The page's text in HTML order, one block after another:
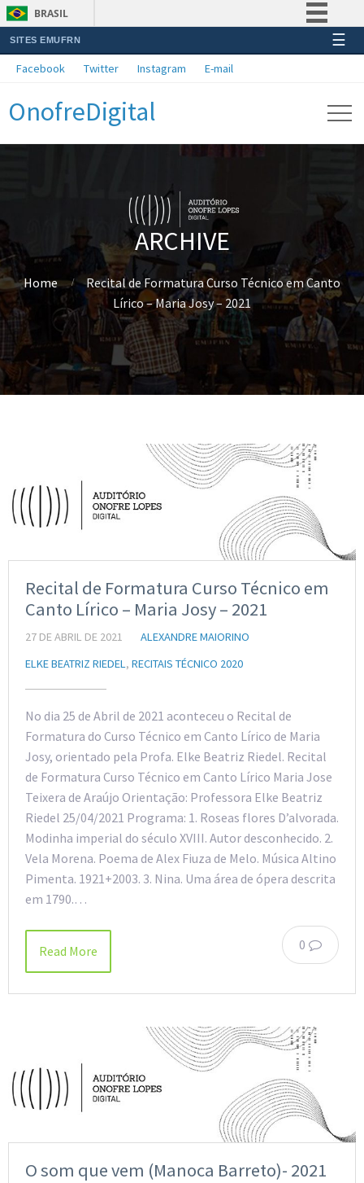
BRASIL
Simplifique!
Acesso à informação
SITES EMUFRN ☰
Facebook Twitter Instagram E-mail
OnofreDigital
ARCHIVE
Home
Recital de Formatura Curso Técnico em Canto
Lírico – Maria Josy – 2021
Recital de Formatura Curso Técnico em
Canto Lírico – Maria Josy – 2021
27 DE ABRIL DE 2021
ALEXANDRE MAIORINO
ELKE BEATRIZ RIEDEL, RECITAIS TÉCNICO 2020
No dia 25 de Abril de 2021 aconteceu o Recital de
Formatura do Curso Técnico em Canto Lírico de Maria
Josy, orientado pela Profa. Elke Beatriz Riedel. Recital
de Formatura Curso Técnico em Canto Lírico Maria Jose
Teixera de Araújo Orientação: Professora Elke Beatriz
Riedel 25/04/2021 Programa: 1. Roseas flores D’alvorada.
Modinha imperial do século XVIII. Autor desconhecido. 2.
Vela Morena. Poema de Alex Fiuza de Melo. Música Altino
Pimenta. 1921+2003. 3. Nina. Uma área de ópera descrita
em 1790.…
0
Read More
O som que vem (Manoca Barreto)- 2021